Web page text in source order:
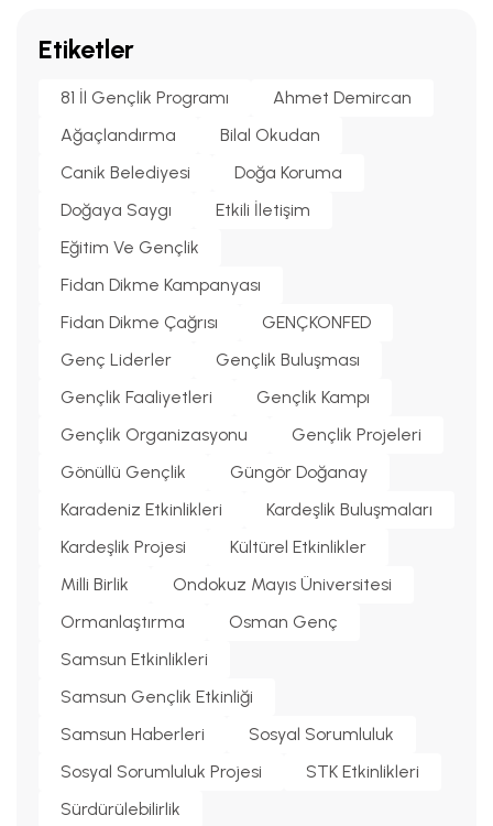
Etiketler
81 İl Gençlik Programı
Ahmet Demircan
Ağaçlandırma
Bilal Okudan
Canik Belediyesi
Doğa Koruma
Doğaya Saygı
Etkili İletişim
Eğitim Ve Gençlik
Fidan Dikme Kampanyası
Fidan Dikme Çağrısı
GENÇKONFED
Genç Liderler
Gençlik Buluşması
Gençlik Faaliyetleri
Gençlik Kampı
Gençlik Organizasyonu
Gençlik Projeleri
Gönüllü Gençlik
Güngör Doğanay
Karadeniz Etkinlikleri
Kardeşlik Buluşmaları
Kardeşlik Projesi
Kültürel Etkinlikler
Milli Birlik
Ondokuz Mayıs Üniversitesi
Ormanlaştırma
Osman Genç
Samsun Etkinlikleri
Samsun Gençlik Etkinliği
Samsun Haberleri
Sosyal Sorumluluk
Sosyal Sorumluluk Projesi
STK Etkinlikleri
Sürdürülebilirlik